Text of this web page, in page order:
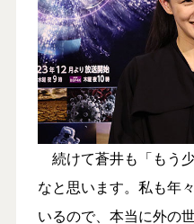
続けて蒼井も「もう
なと思います。私も年
いるので、本当に外の